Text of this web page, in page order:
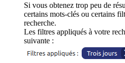
Si vous obtenez trop peu de
certains mots-clés ou certains
recherche.
Les filtres appliqués à votre
suivante :